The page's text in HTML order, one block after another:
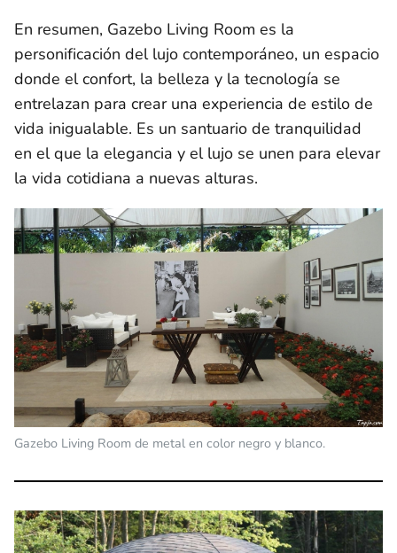
En resumen, Gazebo Living Room es la
personificación del lujo contemporáneo, un espacio
donde el confort, la belleza y la tecnología se
entrelazan para crear una experiencia de estilo de
vida inigualable. Es un santuario de tranquilidad
en el que la elegancia y el lujo se unen para elevar
la vida cotidiana a nuevas alturas.
Gazebo Living Room de metal en color negro y blanco.